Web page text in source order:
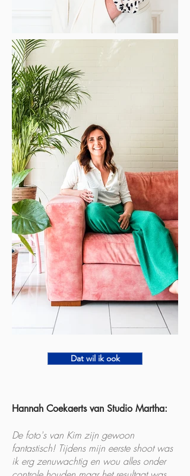
Dat wil ik ook
Hannah Coekaerts van Studio Martha:
De foto's van Kim zijn gewoon
fantastisch! Tijdens mijn eerste shoot was
ik erg zenuwachtig en wou alles onder